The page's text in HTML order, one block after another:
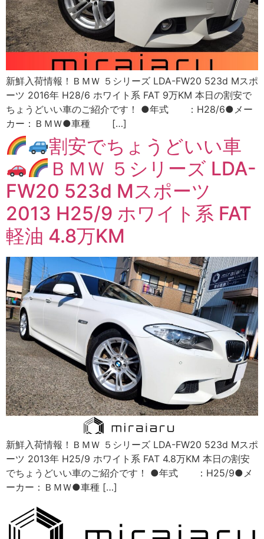
新鮮入荷情報！ＢＭＷ ５シリーズ LDA-FW20 523d Mスポ
ーツ 2016年 H28/6 ホワイト系 FAT 9万KM 本日の割安で
ちょうどいい車のご紹介です！ ●年式 ：H28/6●メー
カー：ＢＭＷ●車種 […]
割安でちょうどいい車
ＢＭＷ ５シリーズ LDA-
FW20 523d Mスポーツ
2013 H25/9 ホワイト系 FAT
軽油 4.8万KM
新鮮入荷情報！ＢＭＷ ５シリーズ LDA-FW20 523d Mスポ
ーツ 2013年 H25/9 ホワイト系 FAT 4.8万KM 本日の割安
でちょうどいい車のご紹介です！ ●年式 ：H25/9●メ
ーカー：ＢＭＷ●車種 […]